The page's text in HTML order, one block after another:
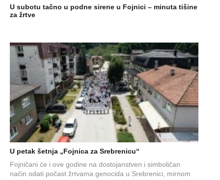
U subotu tačno u podne sirene u Fojnici – minuta tišine
za žrtve
U petak šetnja „Fojnica za Srebrenicu“
Fojničani će i ove godine na dostojanstven i simboličan
način odati počast žrtvama genocida u Srebrenici, mirnom